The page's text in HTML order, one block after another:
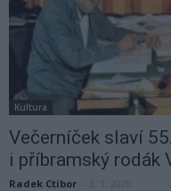
Kultura
Večerníček slaví
i příbramský rodák
Radek Ctibor